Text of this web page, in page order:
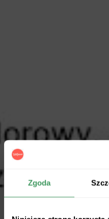
Zgoda